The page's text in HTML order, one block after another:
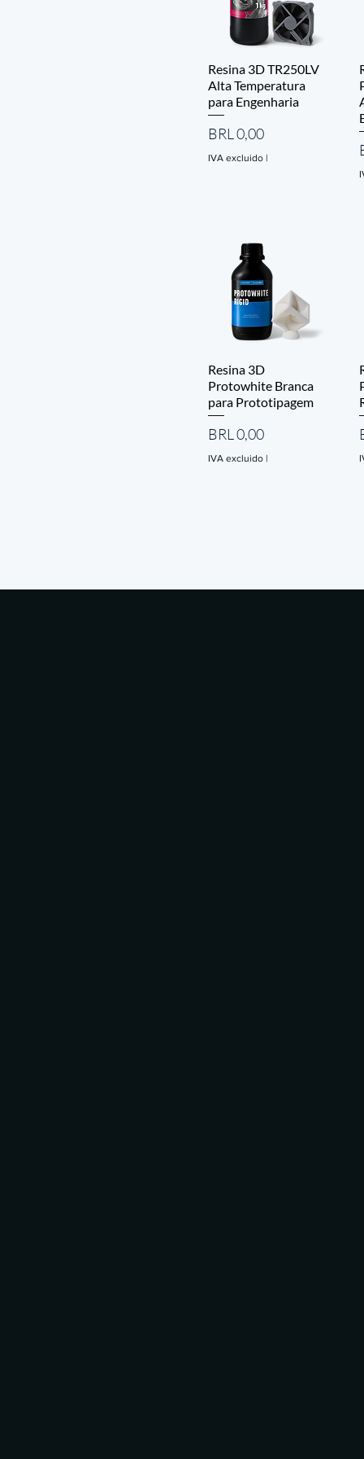
Resina 3D TR250LV
Alta Temperatura
para Engenharia
Precio
BRL 0,00
IVA excluido |
Resina 3D
Protowhite Branca
para Prototipagem
Precio
BRL 0,00
IVA excluido |